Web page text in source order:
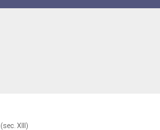
XIII)